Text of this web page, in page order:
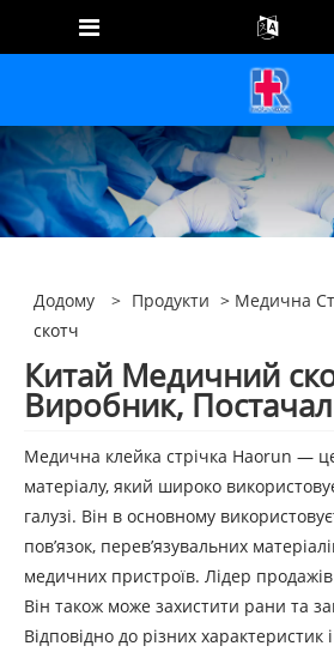
Додому > Продукти > Медична
скотч
Китай Медичний
Виробник,
Медична клейка стрічка Haorun —
матеріалу, який широко
галузі. Він в основному
пов’язок, перев’язувальних
медичних пристроїв. Лідер продажів
Він також може захистити рани та
Відповідно до різних характеристик